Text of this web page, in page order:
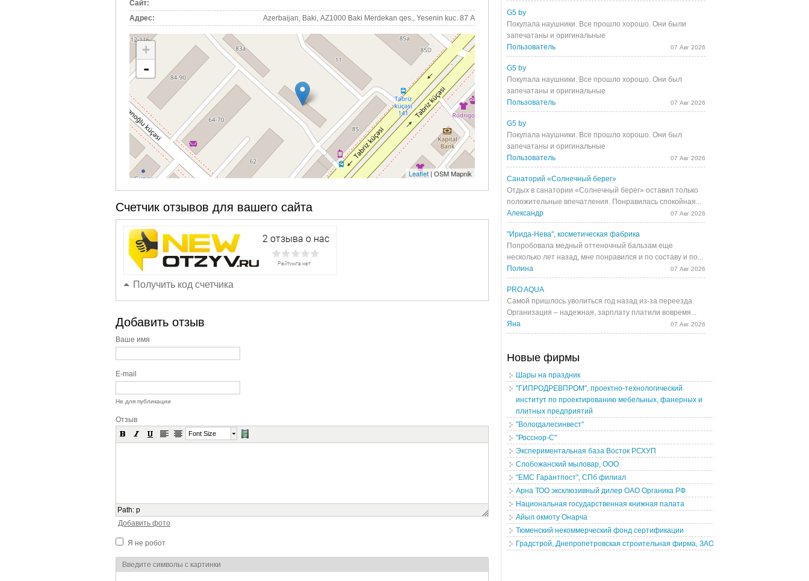
Сайт:
Адрес:
Azerbaijan, Baki, AZ1000 Baki Merdekan qes., Yesenin kuc. 87 A
+
-
Leaflet | OSM Mapnik
Счетчик отзывов для вашего сайта
Получить код счетчика
Добавить отзыв
Ваше имя
E-mail
Не для публикации
Отзыв
Font Size
Path: p
Добавить фото
Я не робот
Я спамер
Введите символы с картинки
G5 by
Покупала наушники. Все прошло хорошо. Они были
запечатаны и оригинальные
Пользователь
07 Авг 2026
G5 by
Покупала наушники. Все прошло хорошо. Они был
запечатаны и оригинальные
Пользователь
07 Авг 2026
G5 by
Покупала наушники. Все прошло хорошо. Они был
запечатаны и оригинальные
Пользователь
07 Авг 2026
Санаторий «Солнечный берег»
Отдых в санатории «Солнечный берег» оставил только
положительные впечатления. Понравилась спокойная...
Александр
07 Авг 2026
"Ирида-Нева", косметическая фабрика
Попробовала медный оттеночный бальзам еще
несколько лет назад, мне понравился и по составу и по...
Полина
07 Авг 2026
PRO AQUA
Самой пришлось уволиться год назад из-за переезда.
Организация – надежная, зарплату платили вовремя...
Яна
07 Авг 2026
Новые фирмы
Шары на праздник
"ГИПРОДРЕВПРОМ", проектно-технологический
институт по проектированию мебельных, фанерных и
плитных предприятий
"Вологдалесинвест"
"Росснор-С"
Экспериментальная база Восток РСХУП
Слобожанский мыловар, ООО
"ЕМС Гарантпост", СПб филиал
Арна ТОО эксклюзивный дилер ОАО Органика РФ
Национальная государственная книжная палата
Айыл окмоту Онарча
Тюменский некоммерческий фонд сертификации
Градстрой, Днепропетровская строительная фирма, ЗАО